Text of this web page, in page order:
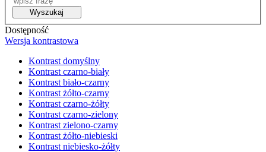
Wyszukaj
Dostępność
Wersja kontrastowa
Kontrast domyślny
Kontrast czarno-biały
Kontrast biało-czarny
Kontrast żółto-czarny
Kontrast czarno-żółty
Kontrast czarno-zielony
Kontrast zielono-czarny
Kontrast żółto-niebieski
Kontrast niebiesko-żółty